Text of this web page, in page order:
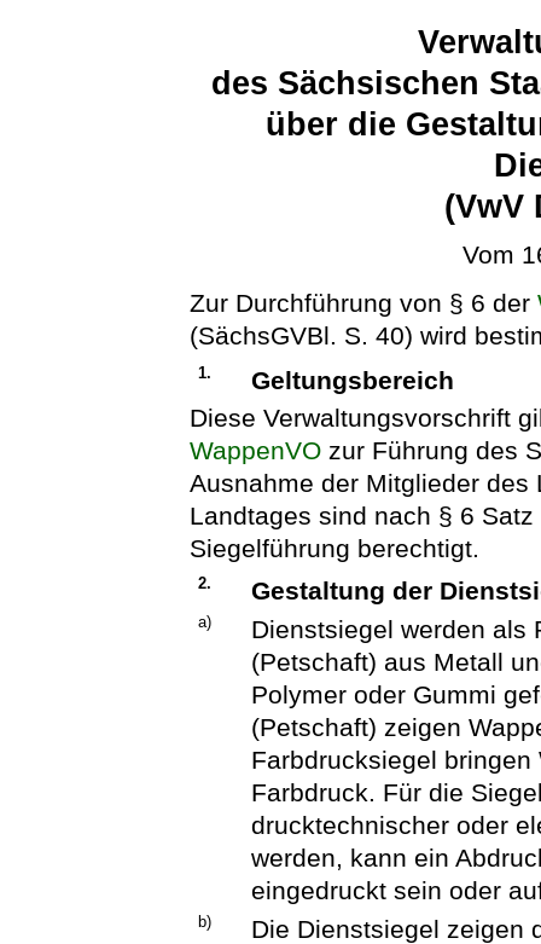
des Sächsischen
über die
(VwV
Vom
Zur Durchführung von § 6 der
(SächsGVBl. S. 40) wird
1.
Geltungsbereich
Diese Verwaltungsvorschrift
WappenVO zur Führung des
Ausnahme der Mitglieder
Landtages sind nach § 6
Siegelführung berechtigt.
2. Gestaltung der
a)
Dienstsiegel werden als
(Petschaft) aus Metall
Polymer oder Gummi
(Petschaft) zeigen
Farbdrucksiegel
Farbdruck. Für die
drucktechnischer oder
werden, kann ein
eingedruckt sein oder
b)
Die Dienstsiegel zeigen